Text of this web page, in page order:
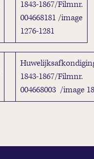
1843-1867/Filmnr.
004668181 /image
1276-1281
1843-1867/Filmnr.
004668003 /image